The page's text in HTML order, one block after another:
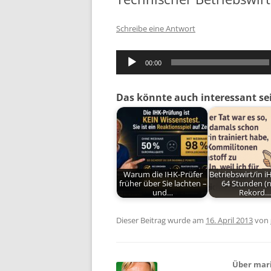
Schreibe eine Antwort
Audio-
00:00
Das könnte auch interessant
Warum die IHK-Prüfer
früher über Sie lachten –
und…
Betriebswirt/in
64 Stunden
Rekord…
Dieser Beitrag wurde am 16. April 2013von
Über